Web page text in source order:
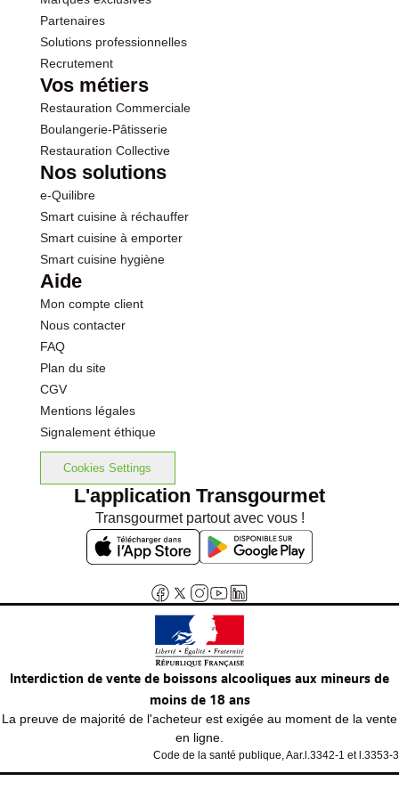
Partenaires
Solutions professionnelles
Recrutement
Vos métiers
Restauration Commerciale
Boulangerie-Pâtisserie
Restauration Collective
Nos solutions
e-Quilibre
Smart cuisine à réchauffer
Smart cuisine à emporter
Smart cuisine hygiène
Aide
Mon compte client
Nous contacter
FAQ
Plan du site
CGV
Mentions légales
Signalement éthique
Cookies Settings
L'application Transgourmet
Transgourmet partout avec vous !
Interdiction de vente de boissons alcooliques aux mineurs de
moins de 18 ans
La preuve de majorité de l'acheteur est exigée au moment de la vente
en ligne.
Code de la santé publique, Aar.l.3342-1 et l.3353-3